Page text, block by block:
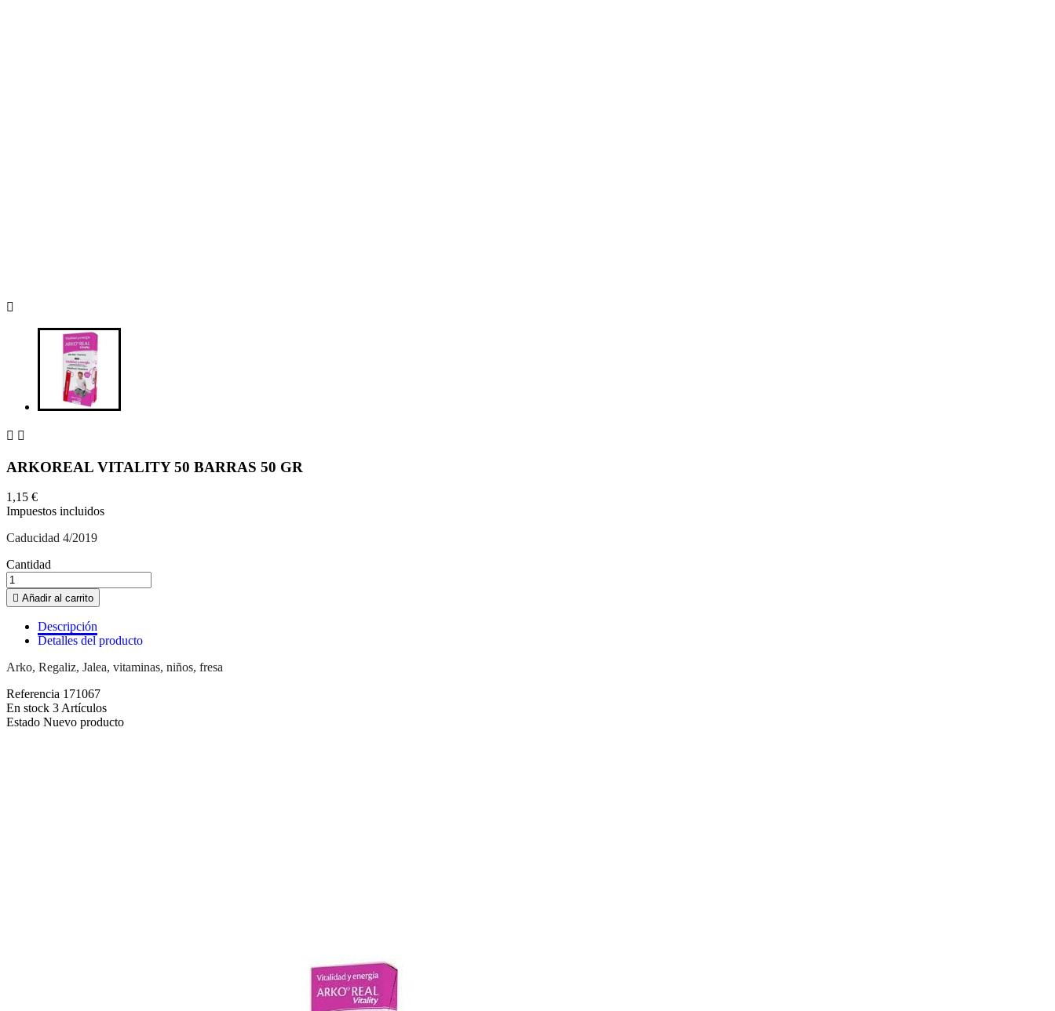

 
ARKOREAL VITALITY 50 BARRAS 50 GR
1,15 €
Impuestos incluidos
Caducidad 4/2019
Cantidad
 Añadir al carrito
Descripción
Detalles del producto
Arko, Regaliz, Jalea, vitaminas, niños, fresa
Referencia 171067
En stock 3 Artículos
Estado Nuevo producto